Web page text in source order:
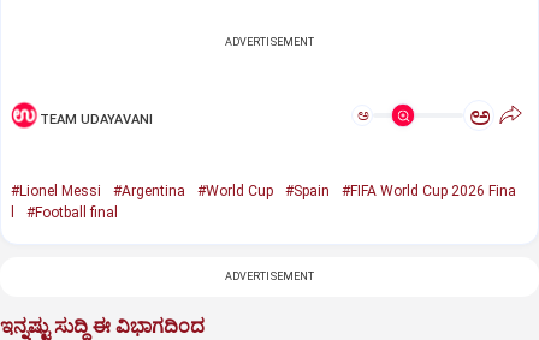
ADVERTISEMENT
TEAM UDAYAVANI ಅ ಅ
#Lionel Messi #Argentina #World Cup #Spain
#FIFA World Cup 2026 Fina
#Football final
ADVERTISEMENT
ಇನ್ನಷ್ಟು ಸುದ್ದಿ ಈ ವಿಭಾಗದಿಂದ